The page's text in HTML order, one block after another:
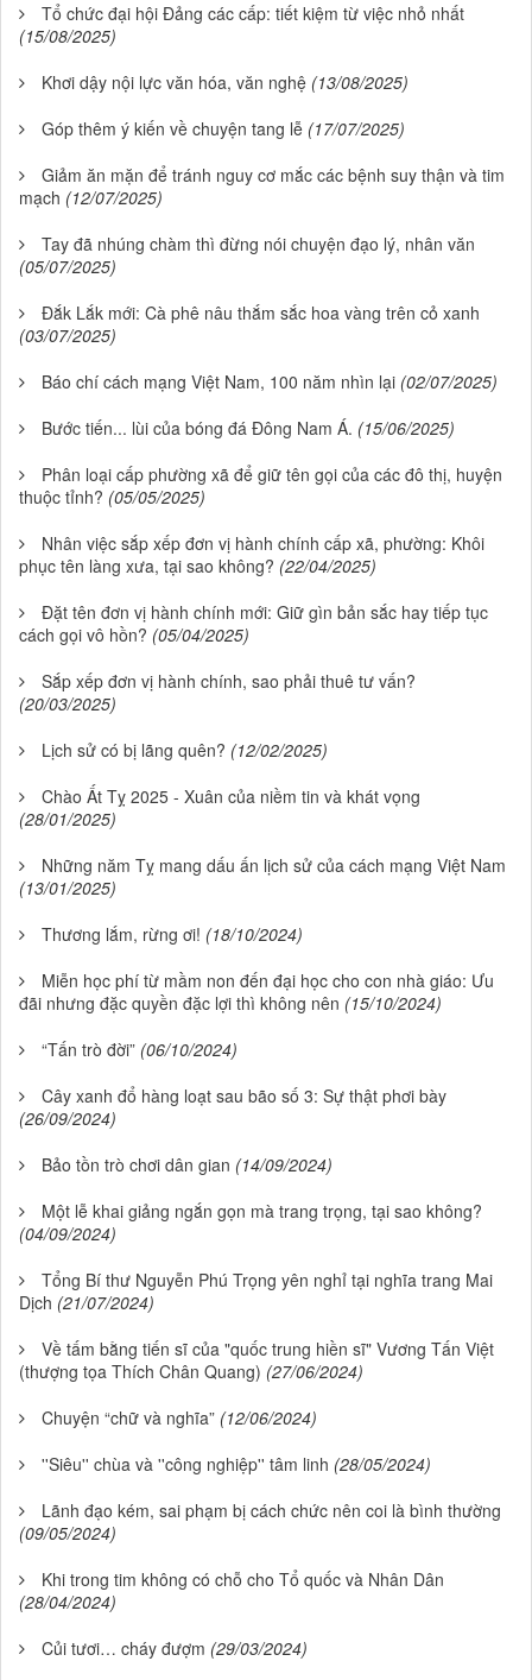
Tổ chức đại hội Đảng các cấp: tiết kiệm từ việc nhỏ nhất
(15/08/2025)
Khơi dậy nội lực văn hóa, văn nghệ (13/08/2025)
Góp thêm ý kiến về chuyện tang lễ (17/07/2025)
Giảm ăn mặn để tránh nguy cơ mắc các bệnh suy thận và tim
mạch (12/07/2025)
Tay đã nhúng chàm thì đừng nói chuyện đạo lý, nhân văn
(05/07/2025)
Đắk Lắk mới: Cà phê nâu thắm sắc hoa vàng trên cỏ xanh
(03/07/2025)
Báo chí cách mạng Việt Nam, 100 năm nhìn lại (02/07/2025)
Bước tiến... lùi của bóng đá Đông Nam Á. (15/06/2025)
Phân loại cấp phường xã để giữ tên gọi của các đô thị, huyện
thuộc tỉnh? (05/05/2025)
Nhân việc sắp xếp đơn vị hành chính cấp xã, phường: Khôi
phục tên làng xưa, tại sao không? (22/04/2025)
Đặt tên đơn vị hành chính mới: Giữ gìn bản sắc hay tiếp tục
cách gọi vô hồn? (05/04/2025)
Sắp xếp đơn vị hành chính, sao phải thuê tư vấn?
(20/03/2025)
Lịch sử có bị lãng quên? (12/02/2025)
Chào Ất Tỵ 2025 - Xuân của niềm tin và khát vọng
(28/01/2025)
Những năm Tỵ mang dấu ấn lịch sử của cách mạng Việt Nam
(13/01/2025)
Thương lắm, rừng ơi! (18/10/2024)
Miễn học phí từ mầm non đến đại học cho con nhà giáo: Ưu
đãi nhưng đặc quyền đặc lợi thì không nên (15/10/2024)
“Tấn trò đời” (06/10/2024)
Cây xanh đổ hàng loạt sau bão số 3: Sự thật phơi bày
(26/09/2024)
Bảo tồn trò chơi dân gian (14/09/2024)
Một lễ khai giảng ngắn gọn mà trang trọng, tại sao không?
(04/09/2024)
Tổng Bí thư Nguyễn Phú Trọng yên nghỉ tại nghĩa trang Mai
Dịch (21/07/2024)
Về tấm bằng tiến sĩ của "quốc trung hiền sĩ" Vương Tấn Việt
(thượng tọa Thích Chân Quang) (27/06/2024)
Chuyện “chữ và nghĩa” (12/06/2024)
''Siêu'' chùa và ''công nghiệp'' tâm linh (28/05/2024)
Lãnh đạo kém, sai phạm bị cách chức nên coi là bình thường
(09/05/2024)
Khi trong tim không có chỗ cho Tổ quốc và Nhân Dân
(28/04/2024)
Củi tươi… cháy đượm (29/03/2024)